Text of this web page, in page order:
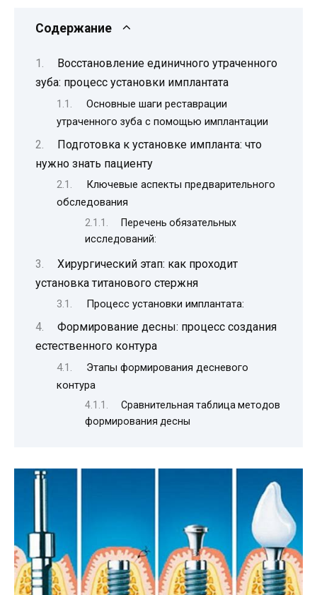
Содержание
Восстановление единичного утраченного
зуба: процесс установки имплантата
Основные шаги реставрации
утраченного зуба с помощью имплантации
Подготовка к установке импланта: что
нужно знать пациенту
Ключевые аспекты предварительного
обследования
Перечень обязательных
исследований:
Хирургический этап: как проходит
установка титанового стержня
Процесс установки имплантата:
Формирование десны: процесс создания
естественного контура
Этапы формирования десневого
контура
Сравнительная таблица методов
формирования десны